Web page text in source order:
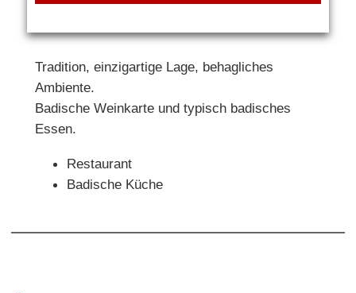
Tradition, einzigartige Lage, behagliches
Ambiente.
Badische Weinkarte und typisch badisches
Essen.
Restaurant
Badische Küche